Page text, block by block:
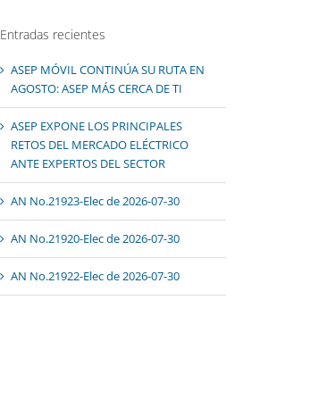
Entradas recientes
ASEP MÓVIL CONTINÚA SU RUTA EN
AGOSTO: ASEP MÁS CERCA DE TI
ASEP EXPONE LOS PRINCIPALES
RETOS DEL MERCADO ELÉCTRICO
ANTE EXPERTOS DEL SECTOR
AN No.21923-Elec de 2026-07-30
AN No.21920-Elec de 2026-07-30
AN No.21922-Elec de 2026-07-30